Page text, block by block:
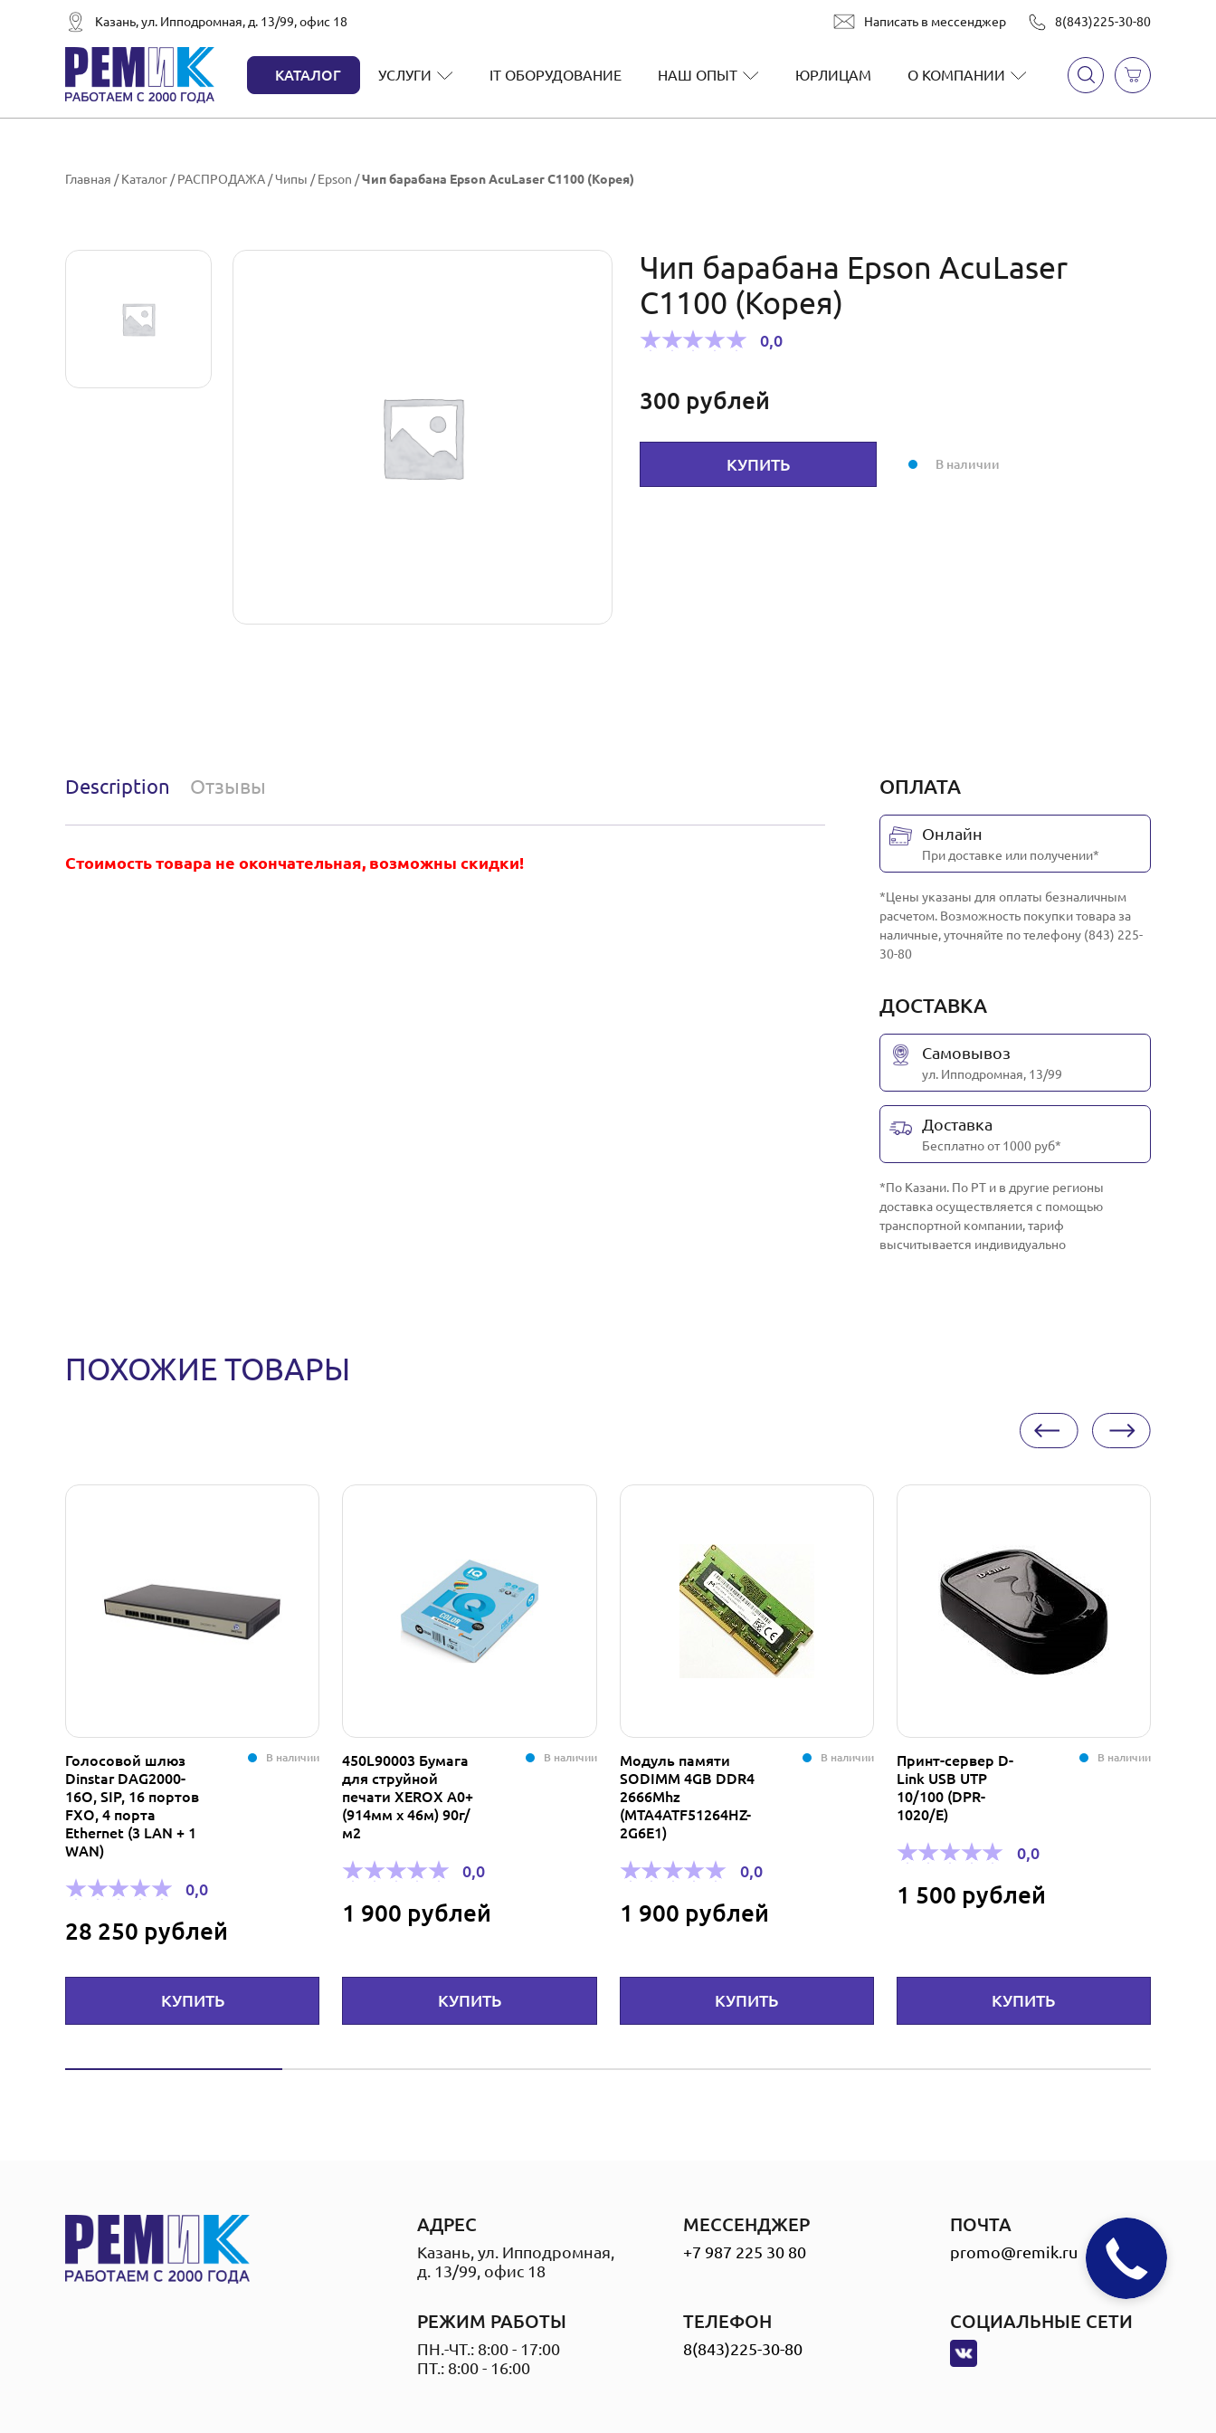
Казань, ул. Ипподромная, д. 13/99, офис 18 Написать в мессенджер 8(843)225-30-80
КАТАЛОГ УСЛУГИ IT ОБОРУДОВАНИЕ НАШ ОПЫТ ЮРЛИЦАМ О КОМПАНИИ
Главная /Каталог /РАСПРОДАЖА /Чипы /Epson /Чип барабана Epson AcuLaser C1100 (Корея)
Чип барабана Epson AcuLaser
C1100 (Корея)
0,0
300 рублей
КУПИТЬ В наличии
Description Отзывы
Стоимость товара не окончательная, возможны скидки!
ОПЛАТА
Онлайн
При доставке или получении*
*Цены указаны для оплаты безналичным
расчетом. Возможность покупки товара за
наличные, уточняйте по телефону (843) 225-
30-80
ДОСТАВКА
Самовывоз
ул. Ипподромная, 13/99
Доставка
Бесплатно от 1000 руб*
*По Казани. По РТ и в другие регионы
доставка осуществляется с помощью
транспортной компании, тариф
высчитывается индивидуально
ПОХОЖИЕ ТОВАРЫ
Голосовой шлюз
Dinstar DAG2000-
16O, SIP, 16 портов
FXO, 4 порта
Ethernet (3 LAN + 1
WAN)
В наличии
0,0
28 250 рублей
КУПИТЬ
450L90003 Бумага
для струйной
печати XEROX A0+
(914мм х 46м) 90г/
м2
В наличии
0,0
1 900 рублей
КУПИТЬ
Модуль памяти
SODIMM 4GB DDR4
2666Mhz
(MTA4ATF51264HZ-
2G6E1)
В наличии
0,0
1 900 рублей
КУПИТЬ
Принт-сервер D-
Link USB UTP
10/100 (DPR-
1020/E)
В наличии
0,0
1 500 рублей
КУПИТЬ
АДРЕС
Казань, ул. Ипподромная,
д. 13/99, офис 18
МЕССЕНДЖЕР
+7 987 225 30 80
ПОЧТА
promo@remik.ru
РЕЖИМ РАБОТЫ
ПН.-ЧТ.: 8:00 - 17:00
ПТ.: 8:00 - 16:00
ТЕЛЕФОН
8(843)225-30-80
СОЦИАЛЬНЫЕ СЕТИ